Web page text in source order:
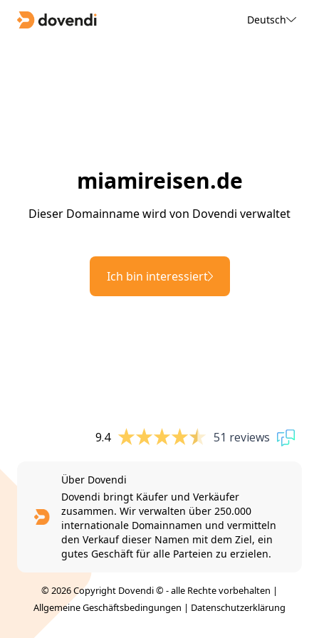
Deutsch
miamireisen.de
Dieser Domainname wird von Dovendi verwaltet
Ich bin interessiert
9.4 51 reviews
Über Dovendi
Dovendi bringt Käufer und Verkäufer
zusammen. Wir verwalten über 250.000
internationale Domainnamen und vermitteln
den Verkauf dieser Namen mit dem Ziel, ein
gutes Geschäft für alle Parteien zu erzielen.
© 2026 Copyright Dovendi © - alle Rechte vorbehalten |
Allgemeine Geschäftsbedingungen | Datenschutzerklärung